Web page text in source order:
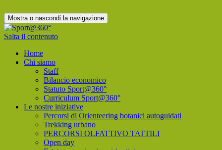
Mostra o nascondi la navigazione
Salta il contenuto
Home
Chi siamo
Staff
Bilancio economico
Statuto Sport@360°
Curriculum Sport@360°
Le nostre iniziative
Percorsi di Orienteering botanici autoguidati
Trekking urbano
PERCORSI OLFATTIVO TATTILI
Open day